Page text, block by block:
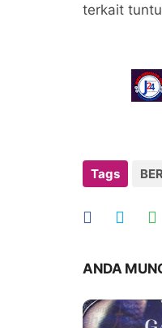
terkait
Tags
ANDA